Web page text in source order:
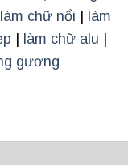
làm chữ nổi
làm
làm chữ alu
gương